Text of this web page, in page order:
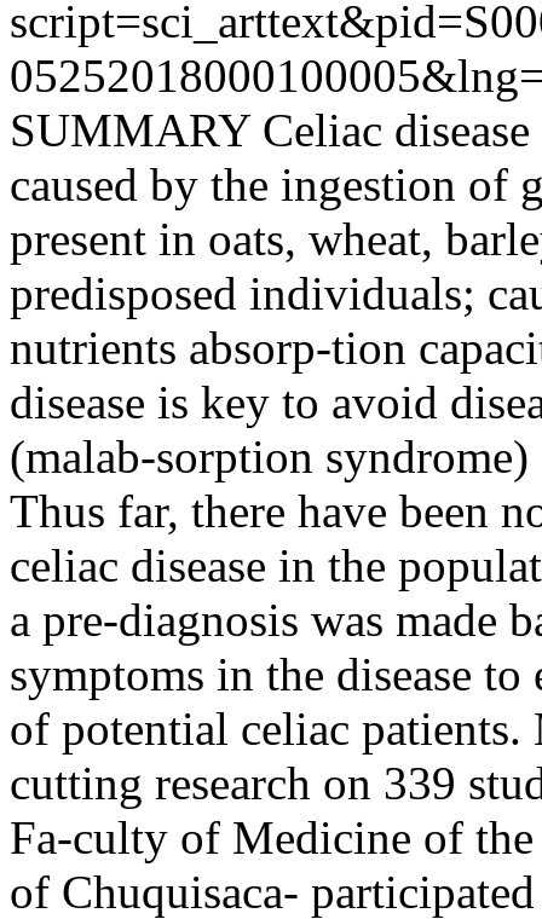
SUMMARY Celiac
caused by the ingestion of
present in oats, wheat,
predisposed individuals;
nutrients absorp-tion
disease is key to avoid
(malab-sorption
Thus far, there have been
celiac disease in the
a pre-diagnosis was made
symptoms in the disease
of potential celiac
cutting research on 339
Fa-culty of Medicine of
of Chuquisaca-